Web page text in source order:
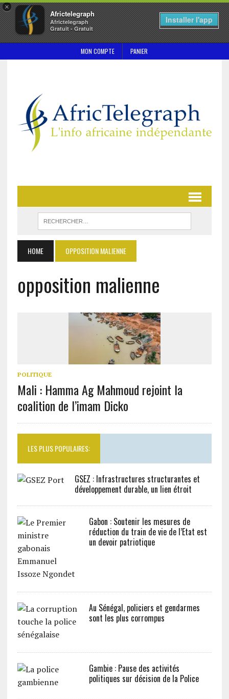
×
Africtelegraph
Africtelegraph
Gratuit - Gratuit
Installer l'app
MON COMPTE PANIER
HOME OPPOSITION MALIENNE
opposition malienne
POLITIQUE
Mali : Hamma Ag Mahmoud rejoint la
coalition de l’imam Dicko
LES PLUS POPULAIRES:
GSEZ : Infrastructures structurantes et
développement durable, un lien étroit
Gabon : Soutenir les mesures de
réduction du train de vie de l’Etat est
un devoir patriotique
Au Sénégal, policiers et gendarmes
sont les plus corrompus
Gambie : Pause des activités
politiques sur décision de la Police